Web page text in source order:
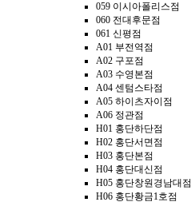
059 이시아폴리스점
060 전대후문점
061 신평점
A01 부전역점
A02 구포점
A03 수영본점
A04 센텀스타점
A05 하이츠자이점
A06 정관점
H01 홍단하단점
H02 홍단서면점
H03 홍단본점
H04 홍단대신점
H05 홍단창원경남대점
H06 홍단황금1호점